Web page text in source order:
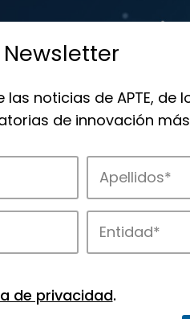
parques
las noticias de APTE,
de innovación
de privacidad.